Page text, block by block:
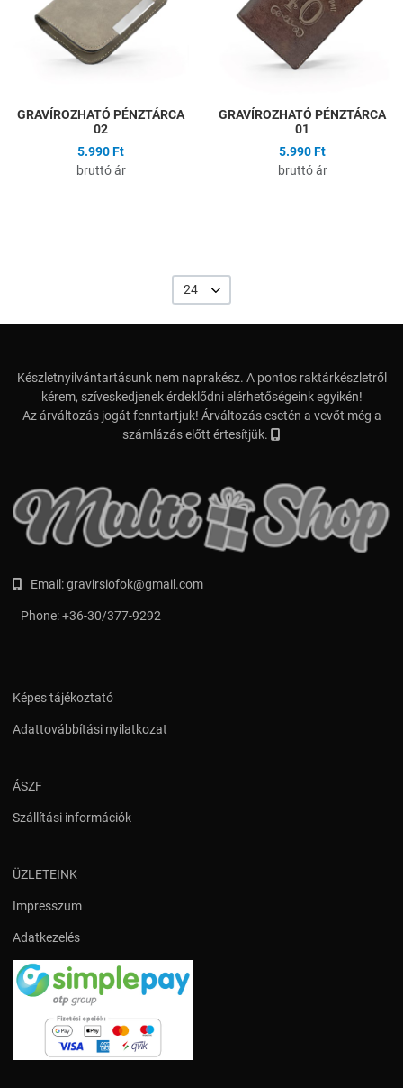
Gyors nézet
GRAVÍROZHATÓ PÉNZTÁRCA
02
5.990 Ft
bruttó ár
GRAVÍROZHATÓ PÉNZTÁRCA
01
5.990 Ft
bruttó ár
24
Készletnyilvántartásunk nem naprakész. A pontos raktárkészletről
kérem, szíveskedjenek érdeklődni elérhetőségeink egyikén!
Az árváltozás jogát fenntartjuk! Árváltozás esetén a vevőt még a
számlázás előtt értesítjük.
Email:gravirsiofok@gmail.com
Phone:+36-30/377-9292
Képes tájékoztató
Adattovábbítási nyilatkozat
ÁSZF
Szállítási információk
ÜZLETEINK
Impresszum
Adatkezelés